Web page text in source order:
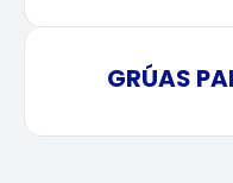
GRÚAS